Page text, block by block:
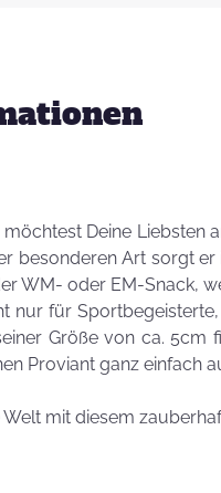
2021
Besuch von
Petra Homeier
Deine Liebsten
besonderen Art sorgt
WM- oder EM-Snack,
nur für
Größe von ca.
Proviant ganz einfach
mit diesem